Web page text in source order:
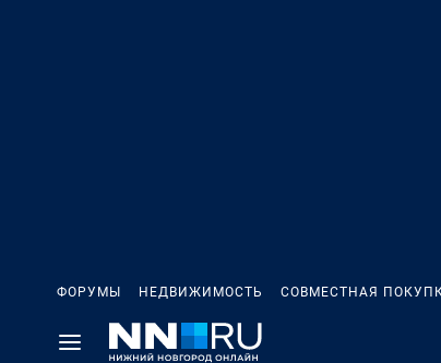
ФОРУМЫ НЕДВИЖИМОСТЬ СОВМЕСТНАЯ